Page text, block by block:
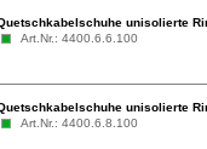
unisolierte
Art.Nr.: 4400.6.6.100
unisolierte
Art.Nr.: 4400.6.8.100